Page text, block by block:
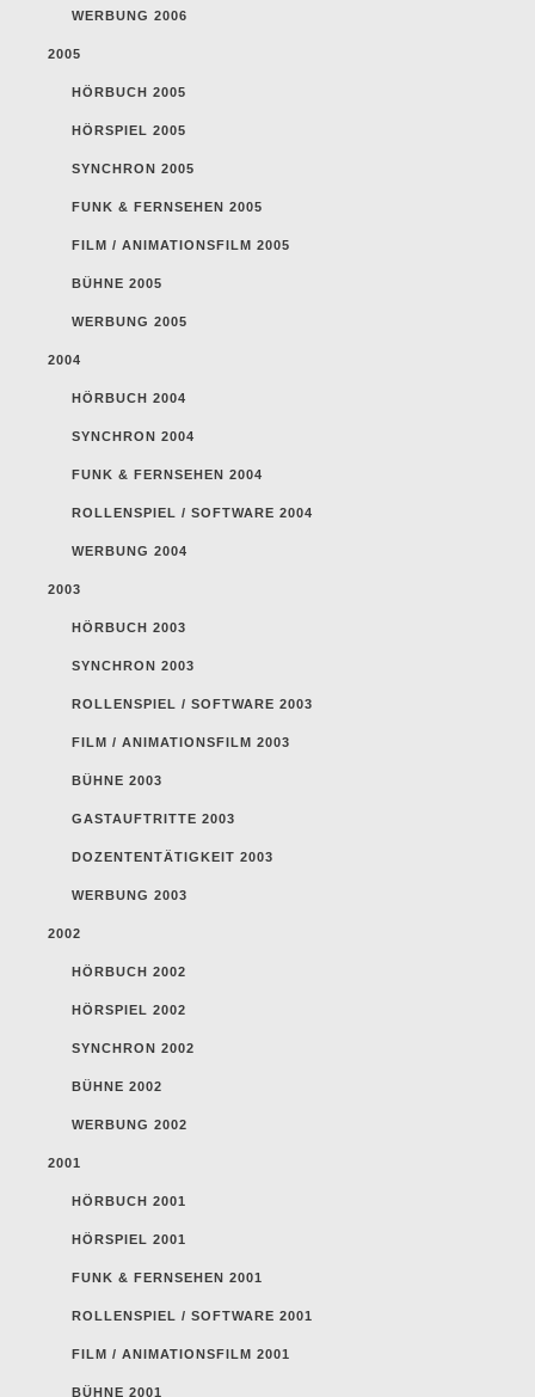
WERBUNG 2006
2005
HÖRBUCH 2005
HÖRSPIEL 2005
SYNCHRON 2005
FUNK & FERNSEHEN 2005
FILM / ANIMATIONSFILM 2005
BÜHNE 2005
WERBUNG 2005
2004
HÖRBUCH 2004
SYNCHRON 2004
FUNK & FERNSEHEN 2004
ROLLENSPIEL / SOFTWARE 2004
WERBUNG 2004
2003
HÖRBUCH 2003
SYNCHRON 2003
ROLLENSPIEL / SOFTWARE 2003
FILM / ANIMATIONSFILM 2003
BÜHNE 2003
GASTAUFTRITTE 2003
DOZENTENTÄTIGKEIT 2003
WERBUNG 2003
2002
HÖRBUCH 2002
HÖRSPIEL 2002
SYNCHRON 2002
BÜHNE 2002
WERBUNG 2002
2001
HÖRBUCH 2001
HÖRSPIEL 2001
FUNK & FERNSEHEN 2001
ROLLENSPIEL / SOFTWARE 2001
FILM / ANIMATIONSFILM 2001
BÜHNE 2001